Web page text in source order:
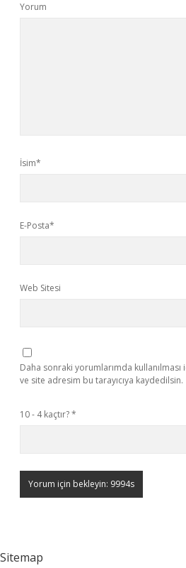
Yorum
İsim*
E-Posta*
Web Sitesi
Daha sonraki yorumlarımda
ve site adresim bu tarayıcıya kaydedilsin.
10 - 4 kaçtır?*
Sitemap